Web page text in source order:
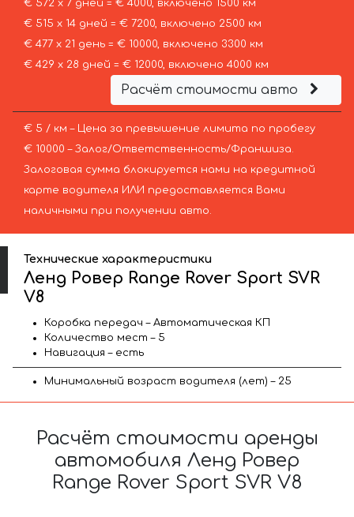
€ 572 х 7 дней = € 4000, включено 1500 км
€ 515 х 14 дней = € 7200, включено 2500 км
€ 477 х 21 день = € 10000, включено 3300 км
€ 429 х 28 дней = € 12000, включено 4000 км
Расчёт стоимости авто
€ 5 / км – Цена за превышение лимита по пробегу
€ 10000 – Залог/Ответственность/Франшиза.
Залоговая сумма блокируется нами на кредитной
карте водителя ИЛИ предоставляется Вами
наличными при получении авто.
Технические характеристики
Ленд Ровер Range Rover Sport SVR
V8
Коробка передач – Автоматическая КП
Количество мест – 5
Навигация – есть
Минимальный возраст водителя (лет) – 25
Расчёт стоимости аренды
автомобиля Ленд Ровер
Range Rover Sport SVR V8